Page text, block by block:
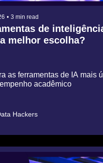
• 3 min read
de
melhor escolha?
as ferramentas de IA mais
acadêmico
Hackers